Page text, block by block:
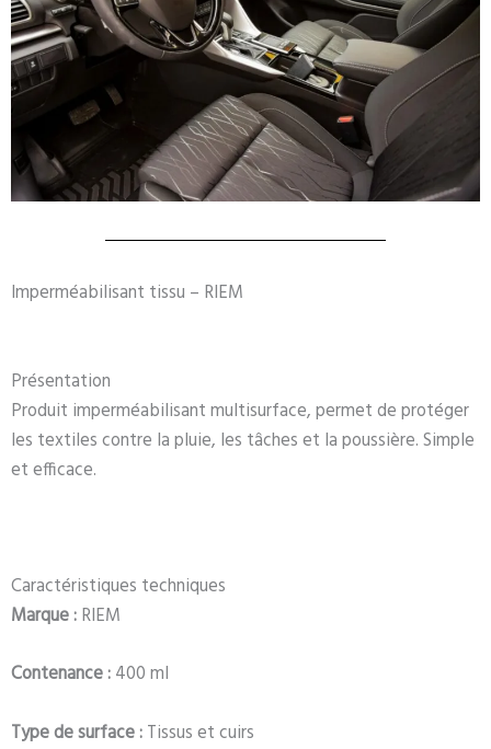
Imperméabilisant tissu – RIEM
Présentation
Produit imperméabilisant multisurface, permet de protéger
les textiles contre la pluie, les tâches et la poussière. Simple
et efficace.
Caractéristiques techniques
Marque :RIEM
Contenance :400 ml
Type de surface :Tissus et cuirs